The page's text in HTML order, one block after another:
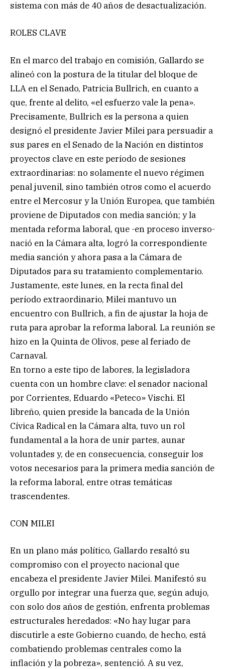
sistema con más de 40 años de desactualización.
ROLES CLAVE
En el marco del trabajo en comisión, Gallardo se
alineó con la postura de la titular del bloque de
LLA en el Senado, Patricia Bullrich, en cuanto a
que, frente al delito, «el esfuerzo vale la pena».
Precisamente, Bullrich es la persona a quien
designó el presidente Javier Milei para persuadir a
sus pares en el Senado de la Nación en distintos
proyectos clave en este período de sesiones
extraordinarias: no solamente el nuevo régimen
penal juvenil, sino también otros como el acuerdo
entre el Mercosur y la Unión Europea, que también
proviene de Diputados con media sanción; y la
mentada reforma laboral, que -en proceso inverso-
nació en la Cámara alta, logró la correspondiente
media sanción y ahora pasa a la Cámara de
Diputados para su tratamiento complementario.
Justamente, este lunes, en la recta final del
período extraordinario, Milei mantuvo un
encuentro con Bullrich, a fin de ajustar la hoja de
ruta para aprobar la reforma laboral. La reunión se
hizo en la Quinta de Olivos, pese al feriado de
Carnaval.
En torno a este tipo de labores, la legisladora
cuenta con un hombre clave: el senador nacional
por Corrientes, Eduardo «Peteco» Vischi. El
libreño, quien preside la bancada de la Unión
Cívica Radical en la Cámara alta, tuvo un rol
fundamental a la hora de unir partes, aunar
voluntades y, de en consecuencia, conseguir los
votos necesarios para la primera media sanción de
la reforma laboral, entre otras temáticas
trascendentes.
CON MILEI
En un plano más político, Gallardo resaltó su
compromiso con el proyecto nacional que
encabeza el presidente Javier Milei. Manifestó su
orgullo por integrar una fuerza que, según adujo,
con solo dos años de gestión, enfrenta problemas
estructurales heredados: «No hay lugar para
discutirle a este Gobierno cuando, de hecho, está
combatiendo problemas centrales como la
inflación y la pobreza», sentenció. A su vez,